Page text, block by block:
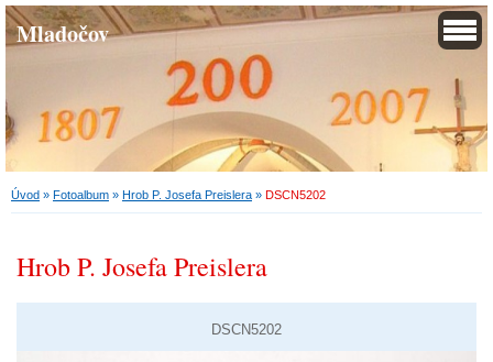
Mladočov
Úvod » Fotoalbum » Hrob P. Josefa Preislera » DSCN5202
Hrob P. Josefa Preislera
DSCN5202